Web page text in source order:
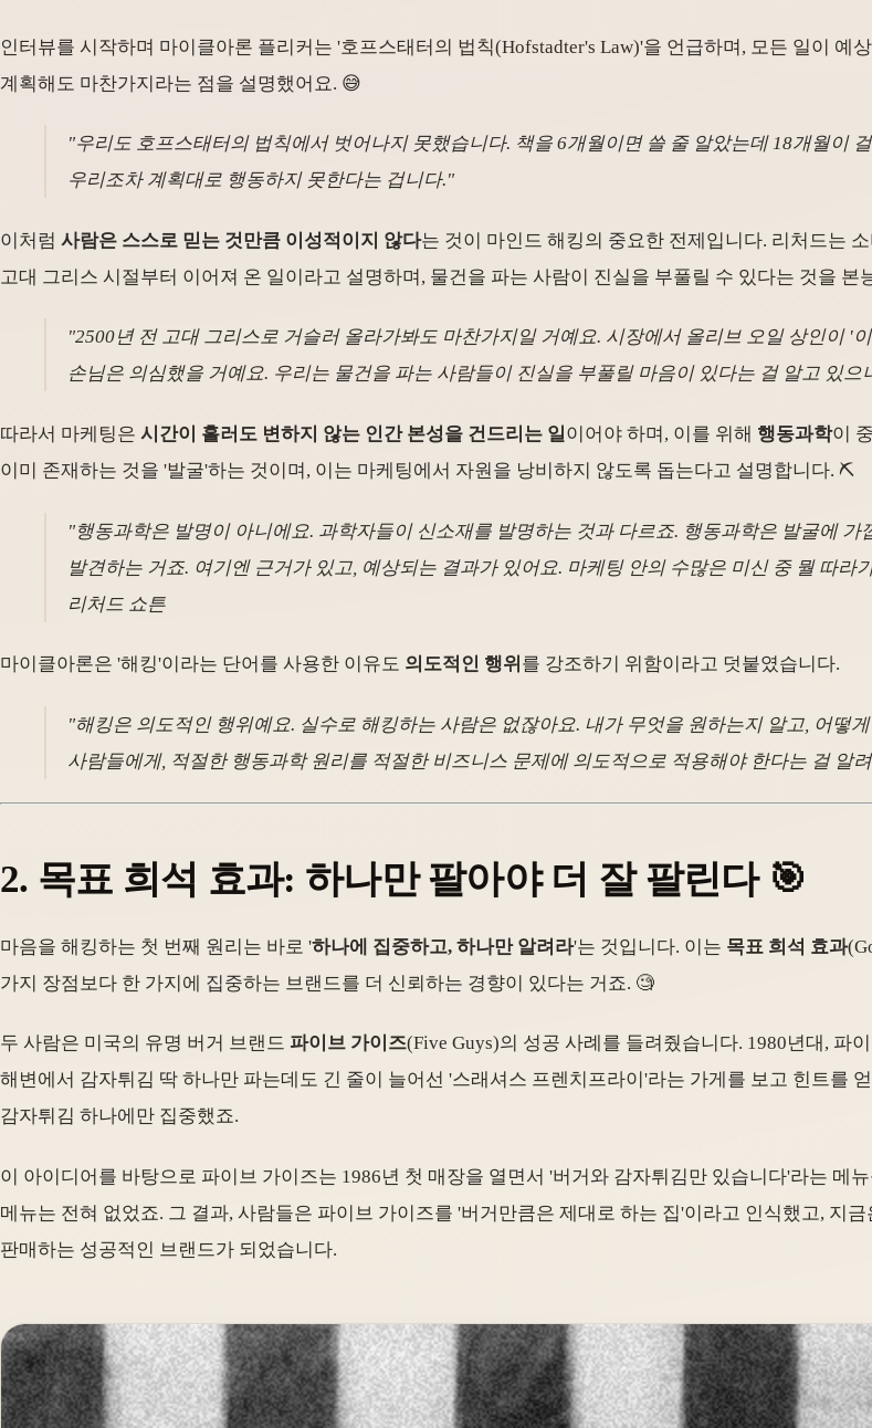
인터뷰를 시작하며 마이클아론 플리커는 '호프스태터의 법칙(Hofstadter's Law)'을 언급하며, 모든 일이 예
계획해도 마찬가지라는 점을 설명했어요. 😅
"우리도 호프스태터의 법칙에서 벗어나지 못했습니다. 책을 6개월이면 쓸 줄 알았는데 18개월이
우리조차 계획대로 행동하지 못한다는 겁니다."
이처럼 사람은 스스로 믿는 것만큼 이성적이지 않다는 것이 마인드 해킹의 중요한 전제입니다. 리처드는
고대 그리스 시절부터 이어져 온 일이라고 설명하며, 물건을 파는 사람이 진실을 부풀릴 수 있다는 것을
"2500년 전 고대 그리스로 거슬러 올라가봐도 마찬가지일 거예요. 시장에서 올리브 오일 상인이 '
손님은 의심했을 거예요. 우리는 물건을 파는 사람들이 진실을 부풀릴 마음이 있다는 걸 알고 있으
따라서 마케팅은 시간이 흘러도 변하지 않는 인간 본성을 건드리는 일이어야 하며, 이를 위해 행동과학이
이미 존재하는 것을 '발굴'하는 것이며, 이는 마케팅에서 자원을 낭비하지 않도록 돕는다고 설명합니다. ⛏️
"행동과학은 발명이 아니에요. 과학자들이 신소재를 발명하는 것과 다르죠. 행동과학은 발굴에
발견하는 거죠. 여기엔 근거가 있고, 예상되는 결과가 있어요. 마케팅 안의 수많은 미신 중 뭘 따라
리처드 쇼튼
마이클아론은 '해킹'이라는 단어를 사용한 이유도 의도적인 행위 를 강조하기 위함이라고 덧붙였습니다.
"해킹은 의도적인 행위예요. 실수로 해킹하는 사람은 없잖아요. 내가 무엇을 원하는지 알고, 어떻
사람들에게, 적절한 행동과학 원리를 적절한 비즈니스 문제에 의도적으로 적용해야 한다는 걸 알
2. 목표 희석 효과: 하나만 팔아야 더 잘 팔린다 🎯
마음을 해킹하는 첫 번째 원리는 바로 '하나에 집중하고, 하나만 알려라'는 것입니다. 이는 목표 희석 효과
가지 장점보다 한 가지에 집중하는 브랜드를 더 신뢰하는 경향이 있다는 거죠. 🧐
두 사람은 미국의 유명 버거 브랜드 파이브 가이즈(Five Guys)의 성공 사례를 들려줬습니다. 1980년대, 파
해변에서 감자튀김 딱 하나만 파는데도 긴 줄이 늘어선 '스래셔스 프렌치프라이'라는 가게를 보고 힌트를
감자튀김 하나에만 집중했죠.
이 아이디어를 바탕으로 파이브 가이즈는 1986년 첫 매장을 열면서 '버거와 감자튀김만 있습니다'라는 메
메뉴는 전혀 없었죠. 그 결과, 사람들은 파이브 가이즈를 '버거만큼은 제대로 하는 집'이라고 인식했고, 지
판매하는 성공적인 브랜드가 되었습니다.